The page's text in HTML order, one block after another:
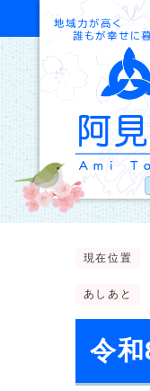
現在位置
あしあと
令